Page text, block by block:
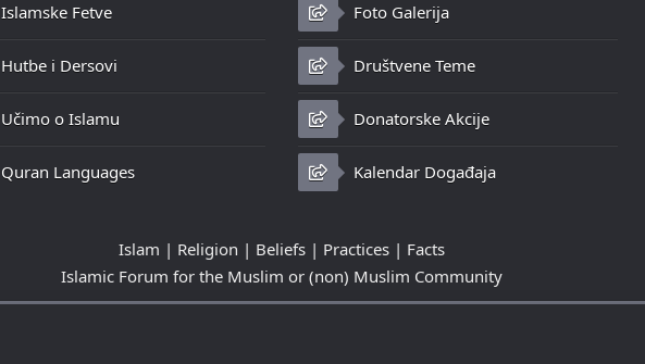
Islamske Fetve
Hutbe i Dersovi
Učimo o Islamu
Quran Languages
Foto Galerija
Društvene Teme
Donatorske Akcije
Kalendar Događaja
Islam | Religion | Beliefs | Practices | Facts
Islamic Forum for the Muslim or (non) Muslim Community